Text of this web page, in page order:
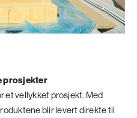
prosjekter
et vellykket prosjekt. Med
blir levert direkte til